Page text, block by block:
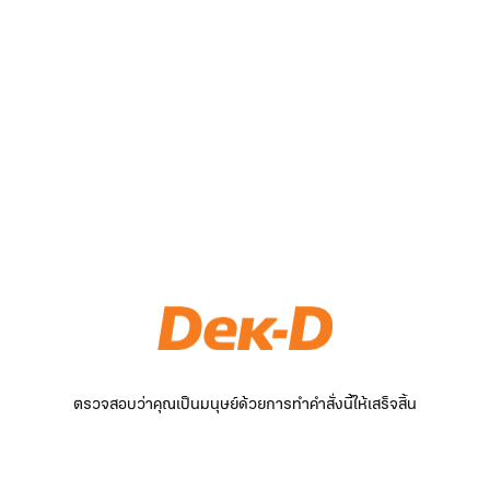
ตรวจสอบว่าคุณเป็นมนุษย์ด้วยการทำคำสั่งนี้ให้เสร็จสิ้น